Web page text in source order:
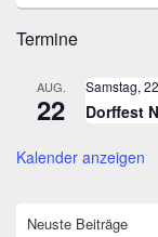
Termine
AUG.
22
Samstag,
Dorffest
Kalender anzeigen
Neuste Beiträge